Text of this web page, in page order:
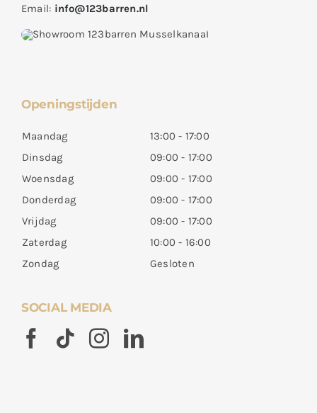
Email: info@123barren.nl
Openingstijden
Maandag
13:00 - 17:00
Dinsdag
09:00 - 17:00
Woensdag
09:00 - 17:00
Donderdag
09:00 - 17:00
Vrijdag
09:00 - 17:00
Zaterdag
10:00 - 16:00
Zondag
Gesloten
SOCIAL MEDIA